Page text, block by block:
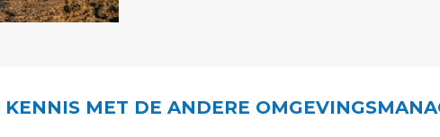
MET DE ANDERE